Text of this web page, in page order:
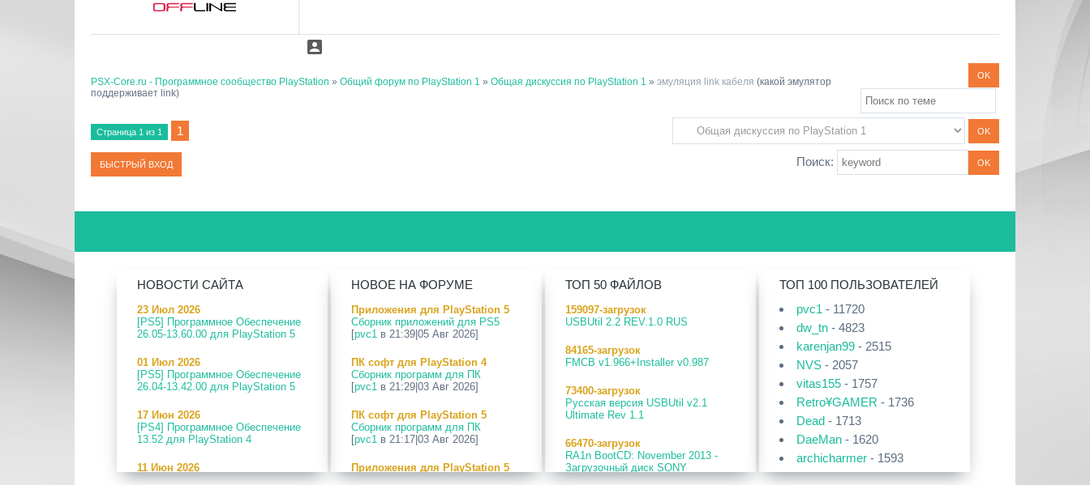
PSX-Core.ru - Программное сообщество PlayStation » Общий форум по PlayStation 1 » Общая дискуссия по PlayStation 1 » эмуляция link кабеля (какой эмулятор
поддерживает link)
Страница 1 из 1 1
Поиск:
НОВОСТИ САЙТА
23 Июл 2026
[PS5] Программное Обеспечение
26.05-13.60.00 для PlayStation 5
01 Июл 2026
[PS5] Программное Обеспечение
26.04-13.42.00 для PlayStation 5
17 Июн 2026
[PS4] Программное Обеспечение
13.52 для PlayStation 4
11 Июн 2026
[PS5] Программное Обеспечение
НОВОЕ НА ФОРУМЕ
Приложения для PlayStation 5
Сборник приложений для PS5
[pvc1 в 21:39|05 Авг 2026]
ПК софт для PlayStation 4
Сборник программ для ПК
[pvc1 в 21:29|03 Авг 2026]
ПК софт для PlayStation 5
Сборник программ для ПК
[pvc1 в 21:17|03 Авг 2026]
Приложения для PlayStation 5
PS5 Payload websrv v0.34
ТОП 50 ФАЙЛОВ
159097-загрузок
USBUtil 2.2 REV.1.0 RUS
84165-загрузок
FMCB v1.966+Installer v0.987
73400-загрузок
Русская версия USBUtil v2.1
Ultimate Rev 1.1
66470-загрузок
RA1n BootCD: November 2013 -
Загрузочный диск SONY
PlayStation 2.
ТОП 100 ПОЛЬЗОВАТЕЛЕЙ
pvc1 - 11720
dw_tn - 4823
karenjan99 - 2515
NVS - 2057
vitas155 - 1757
Retro¥GAMER - 1736
Dead - 1713
DaeMan - 1620
archicharmer - 1593
Kastl- 1521